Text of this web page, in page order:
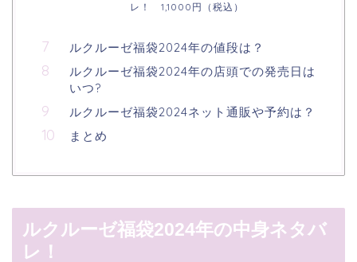
レ！ 1,1000円（税込）
ルクルーゼ福袋2024年の値段は？
ルクルーゼ福袋2024年の店頭での発売日は
いつ?
ルクルーゼ福袋2024ネット通販や予約は？
まとめ
ルクルーゼ福袋2024年の中身ネタバ
レ！